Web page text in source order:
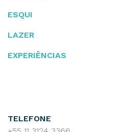
ESQUI
LAZER
EXPERIÊNCIAS
TELEFONE